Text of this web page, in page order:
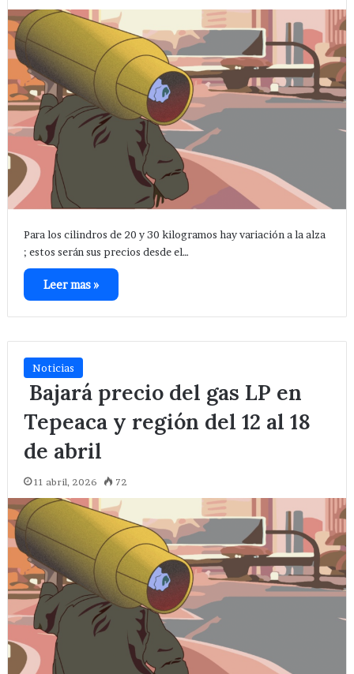
Para los cilindros de 20 y 30 kilogramos hay variación a la alza
; estos serán sus precios desde el…
Leer mas »
Noticias
Bajará precio del gas LP en
Tepeaca y región del 12 al 18
de abril
11 abril, 2026 72